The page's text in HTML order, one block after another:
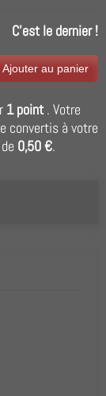
C'est le dernier !
Ajouter au panier
1 point . Votre
convertis à votre
0,50 €.